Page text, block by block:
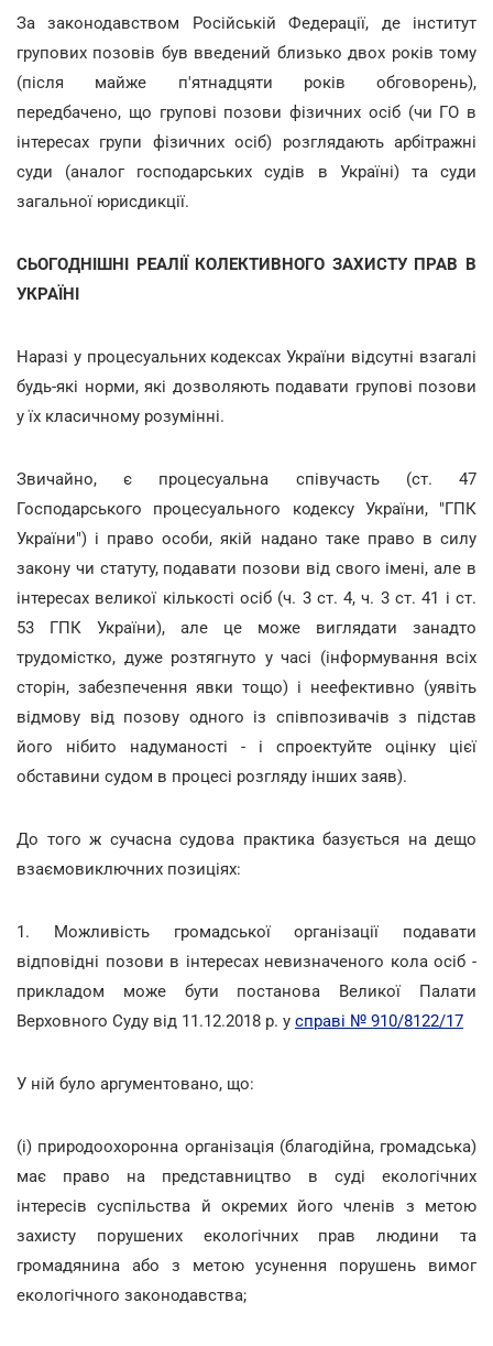
За законодавством Російській Федерації, де інститут
групових позовів був введений близько двох років тому
(після майже п'ятнадцяти років обговорень),
передбачено, що групові позови фізичних осіб (чи ГО в
інтересах групи фізичних осіб) розглядають арбітражні
суди (аналог господарських судів в Україні) та суди
загальної юрисдикції.
СЬОГОДНІШНІ РЕАЛІЇ КОЛЕКТИВНОГО ЗАХИСТУ ПРАВ В
УКРАЇНІ
Наразі у процесуальних кодексах України відсутні взагалі
будь-які норми, які дозволяють подавати групові позови
у їх класичному розумінні.
Звичайно, є процесуальна співучасть (ст. 47
Господарського процесуального кодексу України, "ГПК
України") і право особи, якій надано таке право в силу
закону чи статуту, подавати позови від свого імені, але в
інтересах великої кількості осіб (ч. 3 ст. 4, ч. 3 ст. 41 і ст.
53 ГПК України), але це може виглядати занадто
трудомістко, дуже розтягнуто у часі (інформування всіх
сторін, забезпечення явки тощо) і неефективно (уявіть
відмову від позову одного із співпозивачів з підстав
його нібито надуманості - і спроектуйте оцінку цієї
обставини судом в процесі розгляду інших заяв).
До того ж сучасна судова практика базується на дещо
взаємовиключних позиціях:
1. Можливість громадської організації подавати
відповідні позови в інтересах невизначеного кола осіб -
прикладом може бути постанова Великої Палати
Верховного Суду від 11.12.2018 р. у справі № 910/8122/17
У ній було аргументовано, що:
(i) природоохоронна організація (благодійна, громадська)
має право на представництво в суді екологічних
інтересів суспільства й окремих його членів з метою
захисту порушених екологічних прав людини та
громадянина або з метою усунення порушень вимог
екологічного законодавства;